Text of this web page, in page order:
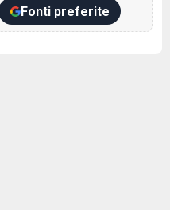
Fonti preferite